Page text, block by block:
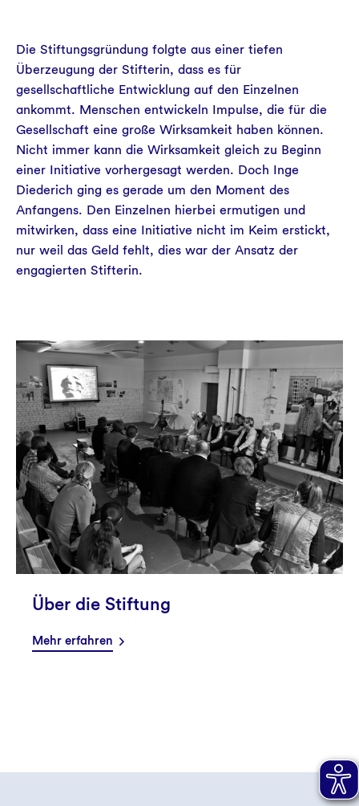
Die Stiftungsgründung folgte aus einer tiefen
Überzeugung der Stifterin, dass es für
gesellschaftliche Entwicklung auf den Einzelnen
ankommt. Menschen entwickeln Impulse, die für die
Gesellschaft eine große Wirksamkeit haben können.
Nicht immer kann die Wirksamkeit gleich zu Beginn
einer Initiative vorhergesagt werden. Doch Inge
Diederich ging es gerade um den Moment des
Anfangens. Den Einzelnen hierbei ermutigen und
mitwirken, dass eine Initiative nicht im Keim erstickt,
nur weil das Geld fehlt, dies war der Ansatz der
engagierten Stifterin.
Über die Stiftung
Mehr erfahren